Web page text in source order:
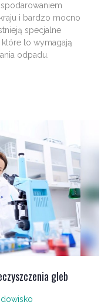
i bardzo mocno
specjalne
to wymagają
odpadu.
gleb